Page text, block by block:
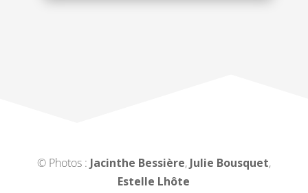
© Photos : Jacinthe Bessière, Julie Bousquet,
Estelle Lhôte